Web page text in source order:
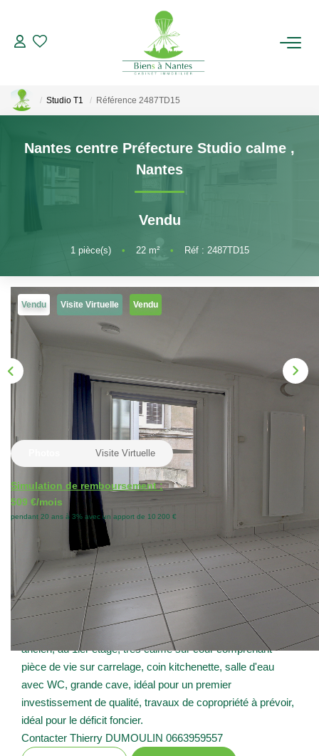
ACHETER
LOUER
ESTIMER
Notre Équipe
Nous Rejoindre
Nos Actualités
CONTACT
Studio T1 Référence 2487TD15
Nantes centre Préfecture Studio calme ,
Nantes
Vendu
1 pièce(s) • 22m² • Réf : 2487TD15
Vendu Visite Virtuelle Vendu
Simulation de remboursement :
509 €/mois
pendant 20 ans à 3% avec un apport de 10 200 €
Visite Virtuelle
Description
Réf : 2487TD15
En Exclusivité par le Cabinet Immobilier Biens à Nantes, à
vendre Quartier préfecture, coeur de ville, situé au 1 rue
Maurice Duval, studio en bon état dans un bel immeuble
ancien, au 1ier étage, très calme sur cour comprenant
pièce de vie sur carrelage, coin kitchenette, salle d'eau
avec WC, grande cave, idéal pour un premier
investissement de qualité, travaux de copropriété à prévoir,
idéal pour le déficit foncier.
Contacter Thierry DUMOULIN 0663959557